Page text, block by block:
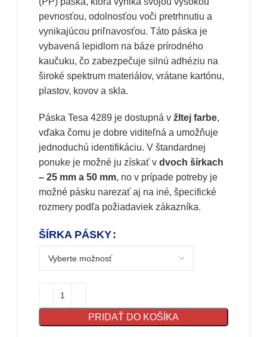
pevnosťou, odolnosťou voči pretrhnutiu a
vynikajúcou priľnavosťou. Táto páska je
vybavená lepidlom na báze prírodného
kaučuku, čo zabezpečuje silnú adhéziu na
široké spektrum materiálov, vrátane kartónu,
plastov, kovov a skla.
Páska Tesa 4289 je dostupná v žltej farbe,
vďaka čomu je dobre viditeľná a umožňuje
jednoduchú identifikáciu. V štandardnej
ponuke je možné ju získať v dvoch šírkach
– 25 mm a 50 mm, no v prípade potreby je
možné pásku narezať aj na iné, špecifické
rozmery podľa požiadaviek zákazníka.
ŠÍRKA PÁSKY
PRIDAŤ DO KOŠÍKA